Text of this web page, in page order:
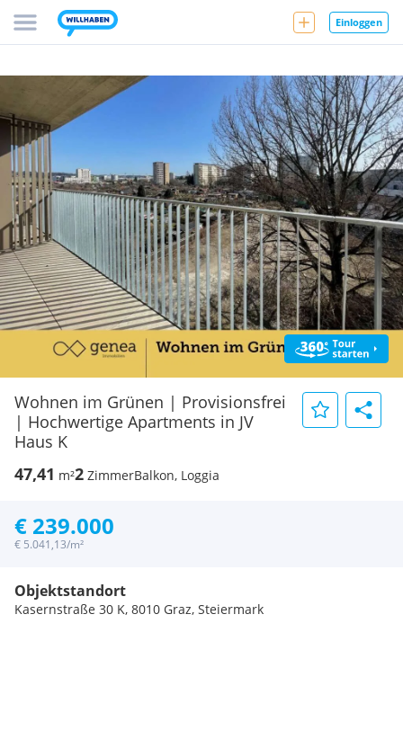
Einloggen
Wohnen im Grünen | Provisionsfrei
| Hochwertige Apartments in JV
Haus K
47,41 m²2 ZimmerBalkon, Loggia
€ 239.000
€ 5.041,13/m²
Objektstandort
Kasernstraße 30 K, 8010 Graz, Steiermark